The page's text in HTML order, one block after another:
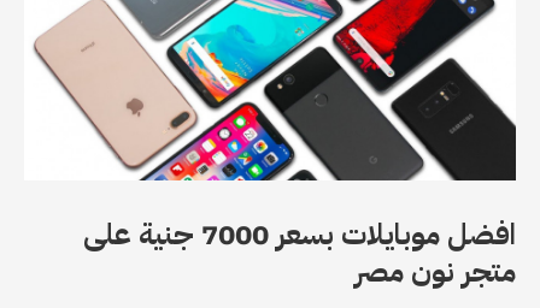
افضل موبايلات بسعر 7000 جنية على
متجر نون مصر